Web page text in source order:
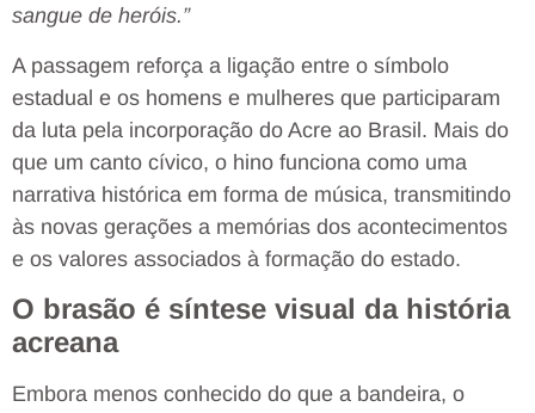
sangue de heróis.”
A passagem reforça a ligação entre o símbolo
estadual e os homens e mulheres que participaram
da luta pela incorporação do Acre ao Brasil. Mais do
que um canto cívico, o hino funciona como uma
narrativa histórica em forma de música, transmitindo
às novas gerações a memórias dos acontecimentos
e os valores associados à formação do estado.
O brasão é síntese visual da história
acreana
Embora menos conhecido do que a bandeira, o